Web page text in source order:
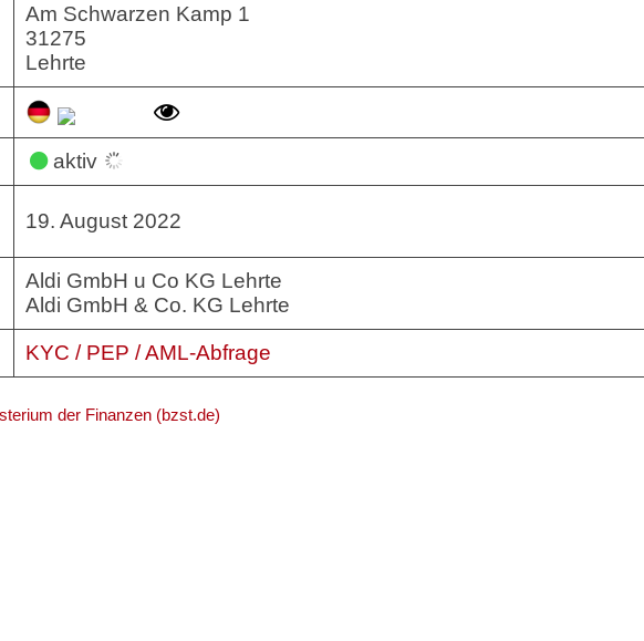
Am Schwarzen Kamp 1
31275
Lehrte
aktiv
19. August 2022
Aldi GmbH u Co KG Lehrte
Aldi GmbH & Co. KG Lehrte
KYC / PEP / AML-Abfrage
der Finanzen (bzst.de)